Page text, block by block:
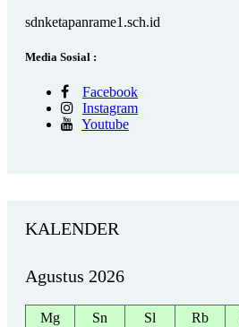
sdnketapanrame1.sch.id
Media Sosial :
Facebook
Instagram
Youtube
KALENDER
Agustus 2026
Mg Sn Sl Rb